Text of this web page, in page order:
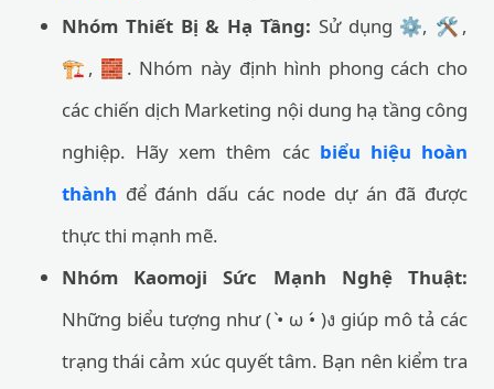
Nhóm Thiết Bị & Hạ Tầng: Sử dụng ⚙️, 🛠️,
🏗️, 🧱. Nhóm này định hình phong cách cho
các chiến dịch Marketing nội dung hạ tầng công
nghiệp. Hãy xem thêm các biểu hiệu hoàn
thành để đánh dấu các node dự án đã được
thực thi mạnh mẽ.
Nhóm Kaomoji Sức Mạnh Nghệ Thuật:
Những biểu tượng như ( •̀ ω •́ )ง giúp mô tả các
trạng thái cảm xúc quyết tâm. Bạn nên kiểm tra